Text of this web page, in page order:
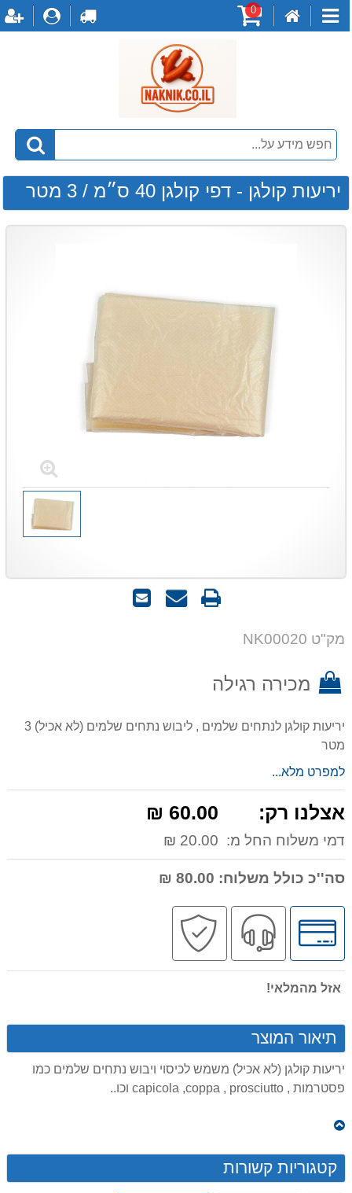
קטגוריות
0
לקופה
יריעות קולגן - דפי קולגן 40 ס״מ / 3 מטר
שלח
שאל
מק"ט NK00020
מכירה רגילה
יריעות קולגן לנתחים שלמים , ליבוש נתחים שלמים (לא אכיל) 3
מטר
למפרט מלא...
אצלנו רק: 60.00 ₪
דמי משלוח החל מ: 20.00 ₪
סה''כ כולל משלוח:
לחץ
לאפשרויות
תשלומים
שירות
מקצועי
אזל מהמלאי!
תיאור המוצר
יריעות קולגן (לא אכיל) משמש לכיסוי ויבוש נתחים שלמים כמו
פסטרמות , capicola ,coppa , prosciutto וכו..
קטגוריות קשורות